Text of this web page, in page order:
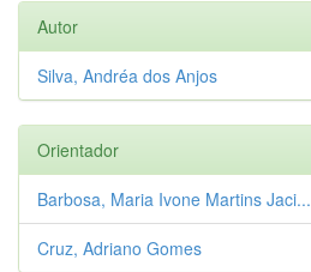
Autor
Silva, Andréa dos Anjos
Orientador
Barbosa, Maria Ivone Martins Jaci...
Cruz, Adriano Gomes